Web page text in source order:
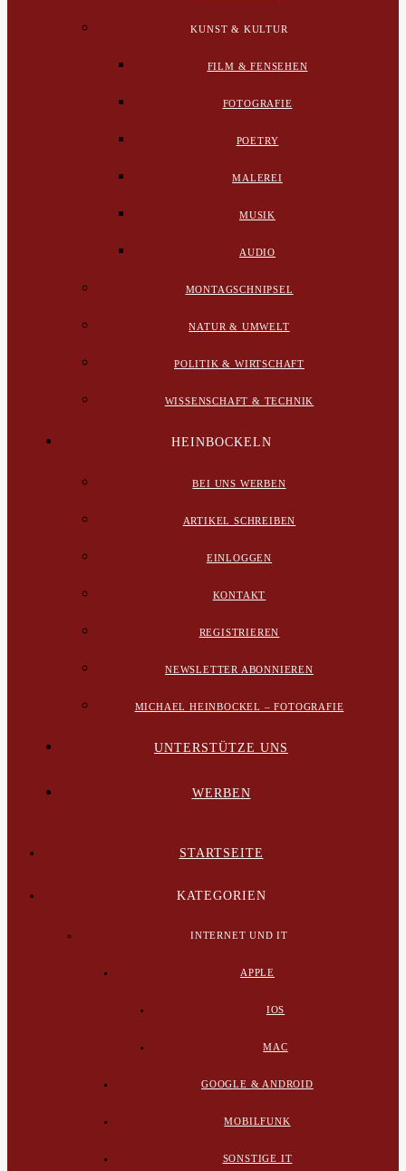
KUNST & KULTUR
FILM & FENSEHEN
FOTOGRAFIE
POETRY
MALEREI
MUSIK
AUDIO
MONTAGSCHNIPSEL
NATUR & UMWELT
POLITIK & WIRTSCHAFT
WISSENSCHAFT & TECHNIK
HEINBOCKELN
BEI UNS WERBEN
ARTIKEL SCHREIBEN
EINLOGGEN
KONTAKT
REGISTRIEREN
NEWSLETTER ABONNIEREN
MICHAEL HEINBOCKEL – FOTOGRAFIE
UNTERSTÜTZE UNS
WERBEN
STARTSEITE
KATEGORIEN
INTERNET UND IT
APPLE
IOS
MAC
GOOGLE & ANDROID
MOBILFUNK
SONSTIGE IT